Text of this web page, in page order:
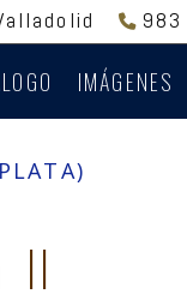
IMÁGENES
II